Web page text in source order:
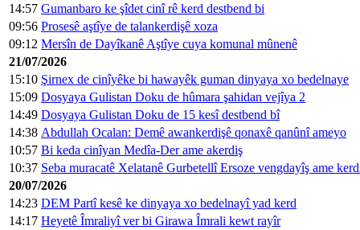
14:57 Gumanbaro ke şîdet cinî rê kerd destbend bi
09:56 Prosesê aştîye de talankerdişê xoza
09:12 Mersîn de Dayîkanê Aştîye cuya komunal mûnenê
21/07/2026
15:10 Şirnex de cinîyêke bi hawayêk guman dinyaya xo bedelnaye
15:09 Dosyaya Gulistan Doku de hûmara şahidan vejîya 2
14:49 Dosyaya Gulistan Doku de 15 kesî destbend bî
14:38 Abdullah Ocalan: Demê awankerdişê qonaxê qanûnî ameyo
10:57 Bi keda cinîyan Medîa-Der ame akerdiş
10:37 Seba muracatê Xelatanê Gurbetellî Ersoze vengdayîş ame
20/07/2026
14:23 DEM Partî kesê ke dinyaya xo bedelnayî yad kerd
14:17 Heyetê Îmraliyî ver bi Girawa Îmrali kewt rayîr